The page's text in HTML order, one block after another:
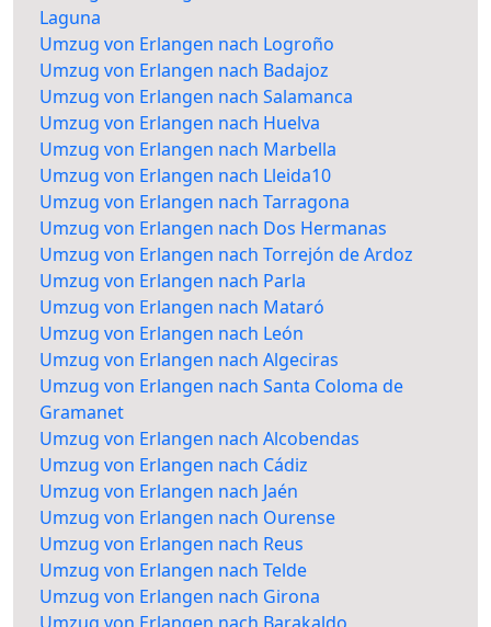
Laguna
Umzug von Erlangen nach Logroño
Umzug von Erlangen nach Badajoz
Umzug von Erlangen nach Salamanca
Umzug von Erlangen nach Huelva
Umzug von Erlangen nach Marbella
Umzug von Erlangen nach Lleida10
Umzug von Erlangen nach Tarragona
Umzug von Erlangen nach Dos Hermanas
Umzug von Erlangen nach Torrejón de Ardoz
Umzug von Erlangen nach Parla
Umzug von Erlangen nach Mataró
Umzug von Erlangen nach León
Umzug von Erlangen nach Algeciras
Umzug von Erlangen nach Santa Coloma de
Gramanet
Umzug von Erlangen nach Alcobendas
Umzug von Erlangen nach Cádiz
Umzug von Erlangen nach Jaén
Umzug von Erlangen nach Ourense
Umzug von Erlangen nach Reus
Umzug von Erlangen nach Telde
Umzug von Erlangen nach Girona